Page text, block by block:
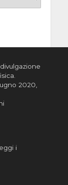
.
2020,
i